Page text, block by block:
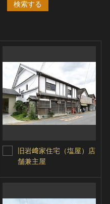
検索する
旧岩﨑家住宅（塩屋）店
舗兼主屋